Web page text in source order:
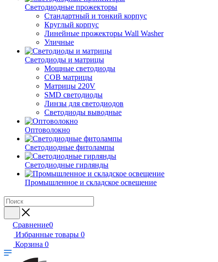
Светодиодные прожекторы
Стандартный и тонкий корпус
Круглый корпус
Линейные прожекторы Wall Washer
Уличные
Светодиоды и матрицы
Мощные светодиоды
COB матрицы
Матрицы 220V
SMD светодиоды
Линзы для светодиодов
Светодиоды выводные
Оптоволокно
Светодиодные фитолампы
Светодиодные гирлянды
Промышленное и складское освещение
Сравнение0
Избранные товары 0
Корзина 0